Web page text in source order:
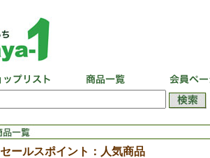
セールスポイント：人気商品